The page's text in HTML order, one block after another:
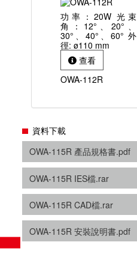
功率：20W 光束
角：12°、20°、
30°、40°、60° 外
徑: ø110 mm
查看
OWA-112R
資料下載
OWA-115R 產品規格書.pdf
OWA-115R IES檔.rar
OWA-115R CAD檔.rar
OWA-115R 安裝說明書.pdf